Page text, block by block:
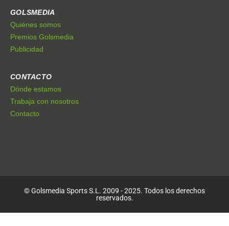
GOLSMEDIA
Quiénes somos
Premios Golsmedia
Publicidad
CONTACTO
Dónde estamos
Trabaja con nosotros
Contacto
© Golsmedia Sports S.L. 2009 - 2025. Todos los derechos
reservados.